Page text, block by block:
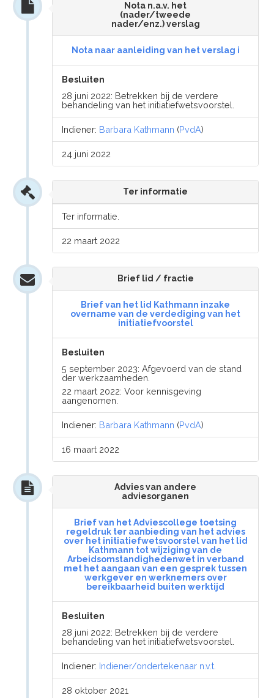
Nota n.a.v. het
(nader/tweede
nader/enz.) verslag
Nota naar aanleiding van het verslag i
Besluiten
28 juni 2022: Betrekken bij de verdere
behandeling van het initiatiefwetsvoorstel.
Indiener: Barbara Kathmann (PvdA)
24 juni 2022
Ter informatie
Ter informatie.
22 maart 2022
Brief lid / fractie
Brief van het lid Kathmann inzake
overname van de verdediging van het
initiatiefvoorstel
Besluiten
5 september 2023: Afgevoerd van de stand
der werkzaamheden.
22 maart 2022: Voor kennisgeving
aangenomen.
Indiener: Barbara Kathmann (PvdA)
16 maart 2022
Advies van andere
adviesorganen
Brief van het Adviescollege toetsing
regeldruk ter aanbieding van het advies
over het initiatiefwetsvoorstel van het lid
Kathmann tot wijziging van de
Arbeidsomstandighedenwet in verband
met het aangaan van een gesprek tussen
werkgever en werknemers over
bereikbaarheid buiten werktijd
Besluiten
28 juni 2022: Betrekken bij de verdere
behandeling van het initiatiefwetsvoorstel.
Indiener: Indiener/ondertekenaar n.v.t.
28 oktober 2021